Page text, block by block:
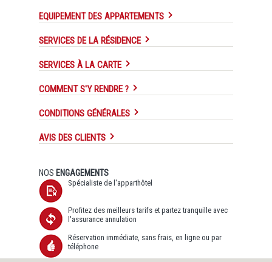
EQUIPEMENT DES APPARTEMENTS
SERVICES DE LA RÉSIDENCE
SERVICES À LA CARTE
COMMENT S'Y RENDRE ?
CONDITIONS GÉNÉRALES
AVIS DES CLIENTS
NOS ENGAGEMENTS
Spécialiste de l'apparthôtel
Profitez des meilleurs tarifs et partez tranquille avec
l'assurance annulation
Réservation immédiate, sans frais, en ligne ou par
téléphone